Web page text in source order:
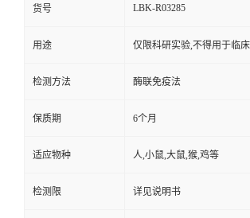
货号 LBK-R03285
用途 仅限科研实验,不得用于临
检测方法 酶联免疫法
保质期 6个月
适应物种 人,小鼠,大鼠,猴,鸡等
检测限 详见说明书